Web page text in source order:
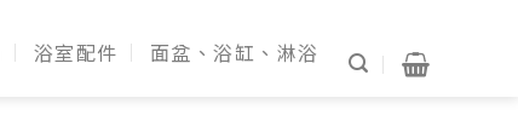
浴室配件
面盆、浴缸、淋浴